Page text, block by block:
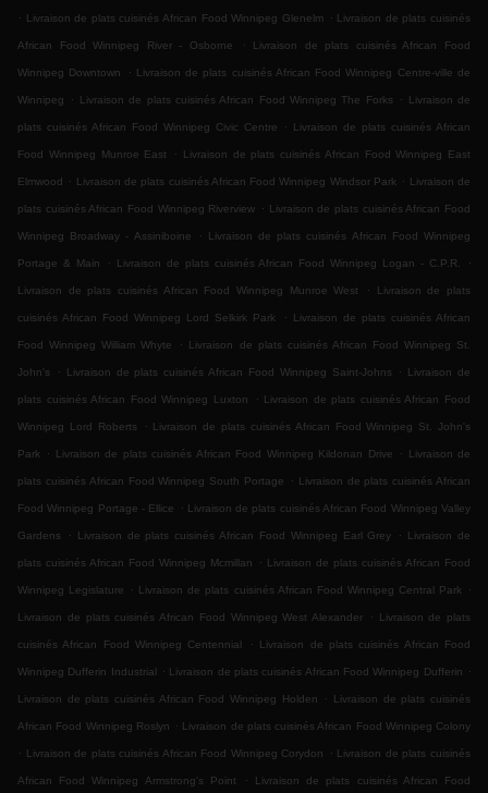
. Livraison de plats cuisinés African Food Winnipeg Glenelm . Livraison de plats cuisinés
African Food Winnipeg River - Osborne . Livraison de plats cuisinés African Food
Winnipeg Downtown . Livraison de plats cuisinés African Food Winnipeg Centre-ville de
Winnipeg . Livraison de plats cuisinés African Food Winnipeg The Forks . Livraison de
plats cuisinés African Food Winnipeg Civic Centre . Livraison de plats cuisinés African
Food Winnipeg Munroe East . Livraison de plats cuisinés African Food Winnipeg East
Elmwood . Livraison de plats cuisinés African Food Winnipeg Windsor Park . Livraison de
plats cuisinés African Food Winnipeg Riverview . Livraison de plats cuisinés African Food
Winnipeg Broadway - Assiniboine . Livraison de plats cuisinés African Food Winnipeg
Portage & Main . Livraison de plats cuisinés African Food Winnipeg Logan - C.P.R. .
Livraison de plats cuisinés African Food Winnipeg Munroe West . Livraison de plats
cuisinés African Food Winnipeg Lord Selkirk Park . Livraison de plats cuisinés African
Food Winnipeg William Whyte . Livraison de plats cuisinés African Food Winnipeg St.
John's . Livraison de plats cuisinés African Food Winnipeg Saint-Johns . Livraison de
plats cuisinés African Food Winnipeg Luxton . Livraison de plats cuisinés African Food
Winnipeg Lord Roberts . Livraison de plats cuisinés African Food Winnipeg St. John's
Park . Livraison de plats cuisinés African Food Winnipeg Kildonan Drive . Livraison de
plats cuisinés African Food Winnipeg South Portage . Livraison de plats cuisinés African
Food Winnipeg Portage - Ellice . Livraison de plats cuisinés African Food Winnipeg Valley
Gardens . Livraison de plats cuisinés African Food Winnipeg Earl Grey . Livraison de
plats cuisinés African Food Winnipeg Mcmillan . Livraison de plats cuisinés African Food
Winnipeg Legislature . Livraison de plats cuisinés African Food Winnipeg Central Park .
Livraison de plats cuisinés African Food Winnipeg West Alexander . Livraison de plats
cuisinés African Food Winnipeg Centennial . Livraison de plats cuisinés African Food
Winnipeg Dufferin Industrial . Livraison de plats cuisinés African Food Winnipeg Dufferin .
Livraison de plats cuisinés African Food Winnipeg Holden . Livraison de plats cuisinés
African Food Winnipeg Roslyn . Livraison de plats cuisinés African Food Winnipeg Colony
. Livraison de plats cuisinés African Food Winnipeg Corydon . Livraison de plats cuisinés
African Food Winnipeg Armstrong's Point . Livraison de plats cuisinés African Food